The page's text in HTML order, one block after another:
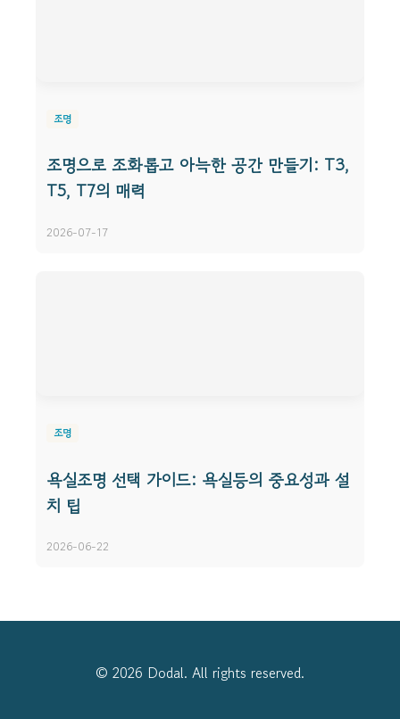
조명
조명으로 조화롭고 아늑한 공간 만들기: T3,
T5, T7의 매력
2026-07-17
조명
욕실조명 선택 가이드: 욕실등의 중요성과 설
치 팁
2026-06-22
© 2026 Dodal. All rights reserved.